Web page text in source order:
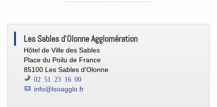
[CCO]
Contacts
Les Sables d'Olonne Agglomération
Hôtel de Ville des Sables
Place du Poilu de France
85100 Les Sables d'Olonne
02 51 23 16 00
info@lsoagglo.fr